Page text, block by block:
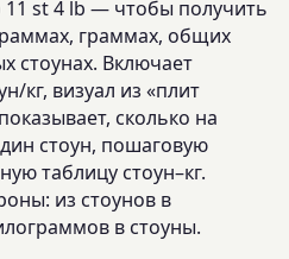
st 4 lb — чтобы получить
граммах, общих
стоунах. Включает
кг, визуал из «плит
сколько на
стоун, пошаговую
таблицу стоун–кг.
из стоунов в
в стоуны.